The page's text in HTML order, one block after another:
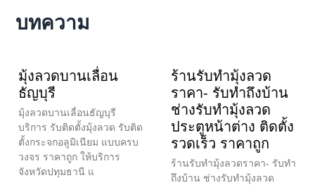
บทความ
มุ้งลวดบานเลื่อน
ธัญบุรี
มุ้งลวดบานเลื่อนธัญบุรี
บริการ รับติดตั้งมุ้งลวด รับติด
ตั้งกระจกอลูมิเนียม แบบครบ
วงจร ราคาถูก ให้บริการ
จังหวัดปทุมธานี แ
ร้านรับทำมุ้งลวด
ราคา- รับทำถึงบ้าน
ช่างรับทำมุ้งลวด
ประตูหน้าต่าง ติดตั้ง
รวดเร็ว ราคาถูก
ร้านรับทำมุ้งลวดราคา- รับทำ
ถึงบ้าน ช่างรับทำมุ้งลวด